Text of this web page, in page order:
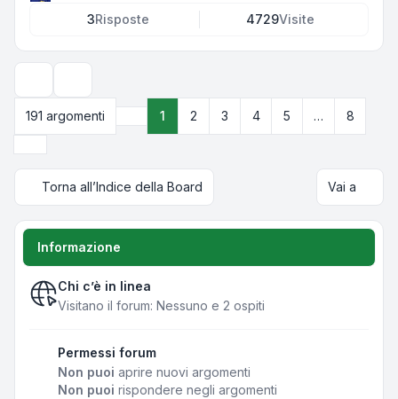
3Risposte 4729Visite
191 argomenti
Pagina di8
1 2 3 4 5 …
8
Torna all’Indice della Board Vai a
Informazione
Chi c’è in linea
Visitano il forum: Nessuno e 2 ospiti
Permessi forum
Non puoi aprire nuovi argomenti
Non puoi rispondere negli argomenti